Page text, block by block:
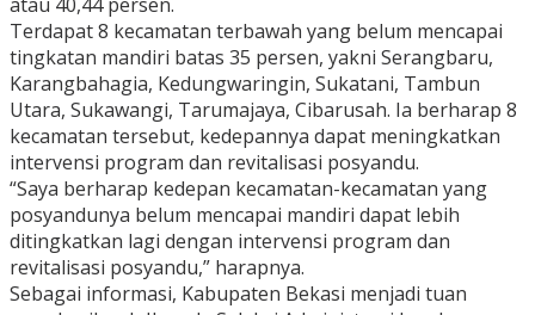
Terdapat 8 kecamatan terbawah yang belum mencapai
tingkatan mandiri batas 35 persen, yakni Serangbaru,
Karangbahagia, Kedungwaringin, Sukatani, Tambun
Utara, Sukawangi, Tarumajaya, Cibarusah. Ia berharap 8
kecamatan tersebut, kedepannya dapat meningkatkan
intervensi program dan revitalisasi posyandu.
“Saya berharap kedepan kecamatan-kecamatan yang
posyandunya belum mencapai mandiri dapat lebih
ditingkatkan lagi dengan intervensi program dan
revitalisasi posyandu,” harapnya.
Sebagai informasi, Kabupaten Bekasi menjadi tuan